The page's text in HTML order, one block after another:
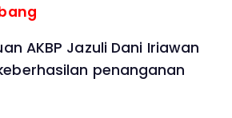
AKBP Jazuli Dani Iriawan
penanganan